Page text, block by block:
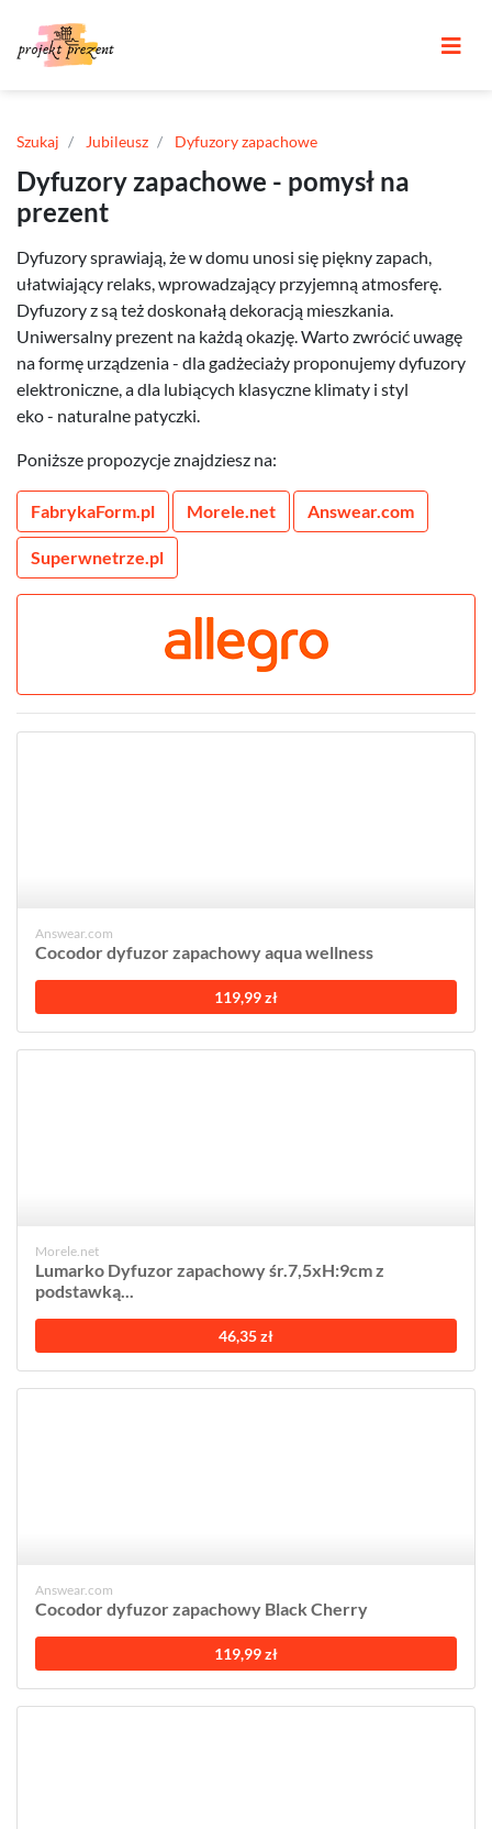
Szukaj Jubileusz Dyfuzory zapachowe
Dyfuzory zapachowe - pomysł na
prezent
Dyfuzory sprawiają, że w domu unosi się piękny zapach,
ułatwiający relaks, wprowadzający przyjemną atmosferę.
Dyfuzory z są też doskonałą dekoracją mieszkania.
Uniwersalny prezent na każdą okazję. Warto zwrócić uwagę
na formę urządzenia - dla gadżeciaży proponujemy dyfuzory
elektroniczne, a dla lubiących klasyczne klimaty i styl
eko - naturalne patyczki.
Poniższe propozycje znajdziesz na:
FabrykaForm.pl Morele.net Answear.com
Superwnetrze.pl
Answear.com
Cocodor dyfuzor zapachowy aqua wellness
119,99 zł
Morele.net
Lumarko Dyfuzor zapachowy śr.7,5xH:9cm z
podstawką...
46,35 zł
Answear.com
Cocodor dyfuzor zapachowy Black Cherry
119,99 zł